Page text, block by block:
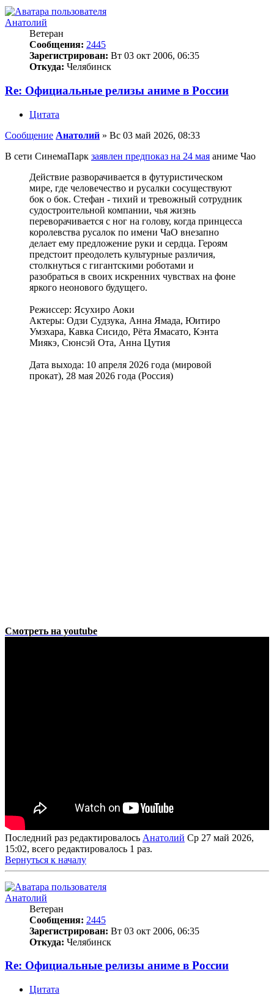
Анатолий
Ветеран
Сообщения: 2445
Зарегистрирован: Вт 03 окт 2006, 06:35
Откуда: Челябинск
Re: Официальные релизы аниме в России
Цитата
Сообщение Анатолий » Вс 03 май 2026, 08:33
В сети СинемаПарк заявлен предпоказ на 24 мая аниме Чао
Действие разворачивается в футуристическом
мире, где человечество и русалки сосуществуют
бок о бок. Стефан - тихий и тревожный сотрудник
судостроительной компании, чья жизнь
переворачивается с ног на голову, когда принцесса
королевства русалок по имени ЧаО внезапно
делает ему предложение руки и сердца. Героям
предстоит преодолеть культурные различия,
столкнуться с гигантскими роботами и
разобраться в своих искренних чувствах на фоне
яркого неонового будущего.
Режиссер: Ясухиро Аоки
Актеры: Одзи Судзука, Анна Ямада, Юитиро
Умэхара, Кавка Сисидо, Рёта Ямасато, Кэнта
Миякэ, Сюнсэй Ота, Анна Цутия
Дата выхода: 10 апреля 2026 года (мировой
прокат), 28 мая 2026 года (Россия)
Смотреть на youtube
Последний раз редактировалось Анатолий Ср 27 май 2026,
15:02, всего редактировалось 1 раз.
Вернуться к началу
Анатолий
Ветеран
Сообщения: 2445
Зарегистрирован: Вт 03 окт 2006, 06:35
Откуда: Челябинск
Re: Официальные релизы аниме в России
Цитата